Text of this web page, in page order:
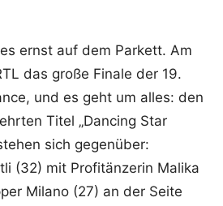
ernst auf dem Parkett. Am
das große Finale der 19.
und es geht um alles: den
Titel „Dancing Star
sich gegenüber:
(32) mit Profitänzerin Malika
Milano (27) an der Seite